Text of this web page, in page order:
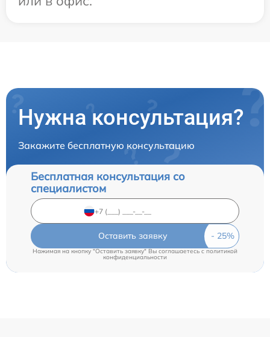
Нужна консультация?
Закажите бесплатную консультацию
Бесплатная консультация со
специалистом
Оставить заявку
Нажимая на кнопку "Оставить заявку" Вы соглашаетесь c политикой
конфиденциальности